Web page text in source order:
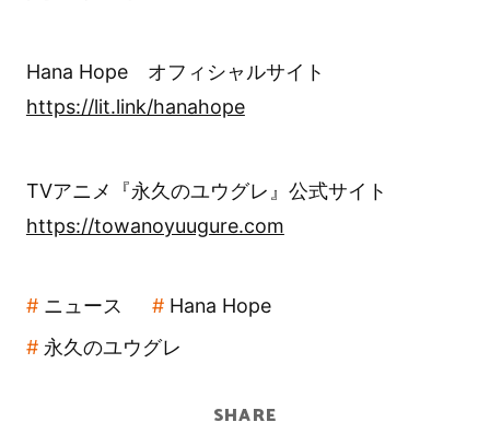
Hana Hope オフィシャルサイト
https://lit.link/hanahope
TVアニメ『永久のユウグレ』公式サイト
https://towanoyuugure.com
ニュース
Hana Hope
永久のユウグレ
SHARE